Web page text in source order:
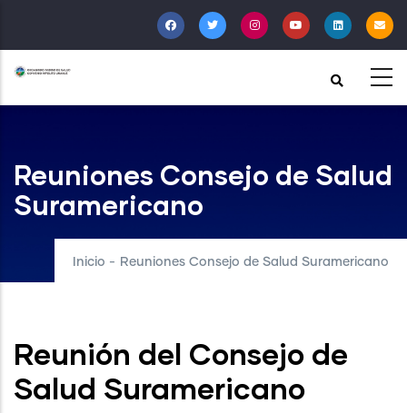
al
contenido
principal
Reuniones Consejo de Salud
Suramericano
Inicio - Reuniones Consejo de Salud Suramericano
Reunión del Consejo de
Salud Suramericano